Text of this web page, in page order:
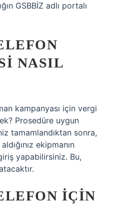
GSBBİZ adlı portalı
NASIL
kampanyası için vergi
Prosedüre uygun
tamamlandıktan sonra,
ekipmanın
yapabilirsiniz. Bu,
IÇIN